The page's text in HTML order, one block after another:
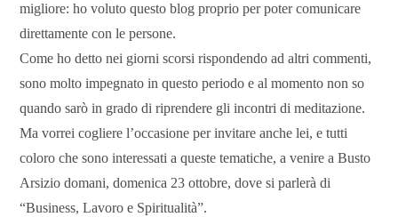
migliore: ho voluto questo blog proprio per poter comunicare
direttamente con le persone.
Come ho detto nei giorni scorsi rispondendo ad altri commenti,
sono molto impegnato in questo periodo e al momento non so
quando sarò in grado di riprendere gli incontri di meditazione.
Ma vorrei cogliere l’occasione per invitare anche lei, e tutti
coloro che sono interessati a queste tematiche, a venire a Busto
Arsizio domani, domenica 23 ottobre, dove si parlerà di
“Business, Lavoro e Spiritualità”.